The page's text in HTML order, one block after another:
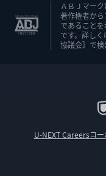
ＡＢＪマー
著作権者か
であること
です。詳し
協議会］で検
U-NEXT Careersコ